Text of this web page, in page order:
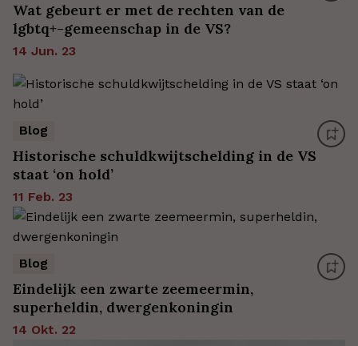
Wat gebeurt er met de rechten van de
lgbtq+-gemeenschap in de VS?
14 Jun. 23
Blog
Historische schuldkwijtschelding in de VS
staat ‘on hold’
11 Feb. 23
Blog
Eindelijk een zwarte zeemeermin,
superheldin, dwergenkoningin
14 Okt. 22